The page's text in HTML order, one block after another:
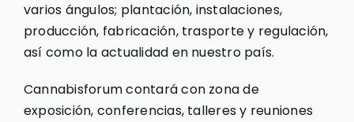
varios ángulos; plantación, instalaciones,
producción, fabricación, trasporte y regulación,
así como la actualidad en nuestro país.
Cannabisforum contará con zona de
exposición, conferencias, talleres y reuniones